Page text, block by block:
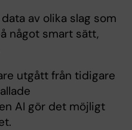
av olika slag som
något smart sätt,
utgått från tidigare
AI gör det möjligt